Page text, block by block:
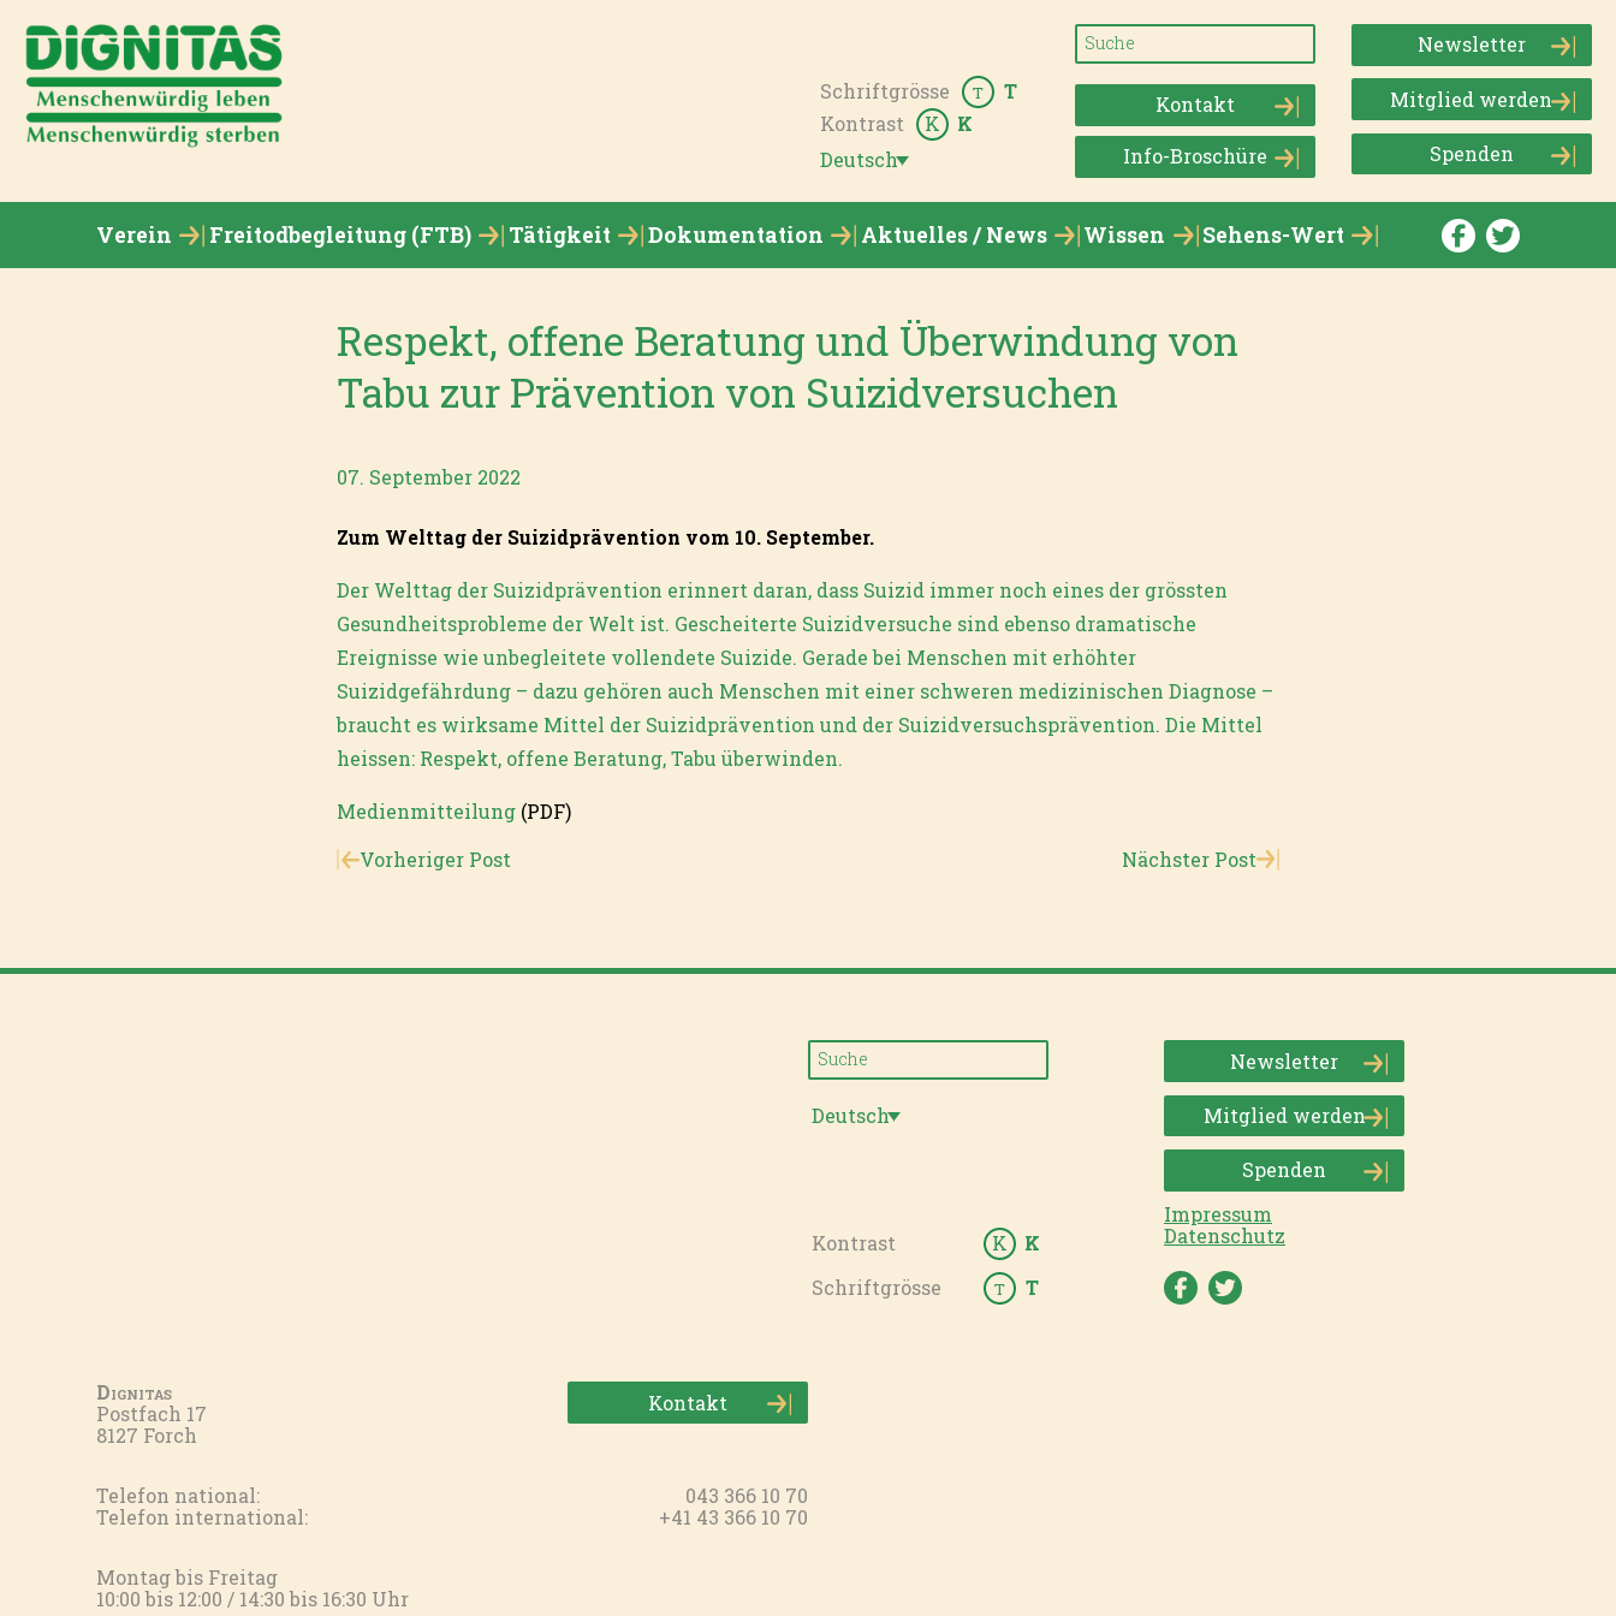
Deutsch
Kontrast K K
Schriftgrösse T T
Kontakt
Info-Broschüre
Newsletter
Mitglied werden
Spenden
Verein Freitodbegleitung (FTB) Tätigkeit Dokumentation Aktuelles / News Wissen Sehens-Wert
Respekt, offene Beratung und Überwindung von
Tabu zur Prävention von Suizidversuchen
07. September 2022
Zum Welttag der Suizidprävention vom 10. September.
Der Welttag der Suizidprävention erinnert daran, dass Suizid immer noch eines der grössten
Gesundheitsprobleme der Welt ist. Gescheiterte Suizidversuche sind ebenso dramatische
Ereignisse wie unbegleitete vollendete Suizide. Gerade bei Menschen mit erhöhter
Suizidgefährdung – dazu gehören auch Menschen mit einer schweren medizinischen Diagnose –
braucht es wirksame Mittel der Suizidprävention und der Suizidversuchsprävention. Die Mittel
heissen: Respekt, offene Beratung, Tabu überwinden.
Medienmitteilung (PDF)
Vorheriger Post
Nächster Post
Deutsch
Kontrast K
K
Schriftgrösse
T T
Newsletter
Mitglied werden
Spenden
Impressum
Datenschutz
Dignitas
Postfach 17
8127 Forch
Kontakt
Telefon national:
043 366 10 70
Telefon international:
+41 43 366 10 70
Montag bis Freitag
10:00 bis 12:00 / 14:30 bis 16:30 Uhr